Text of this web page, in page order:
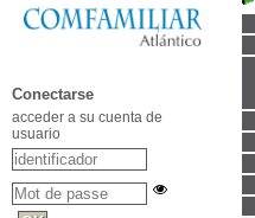
Conectarse
acceder a su cuenta de
usuario